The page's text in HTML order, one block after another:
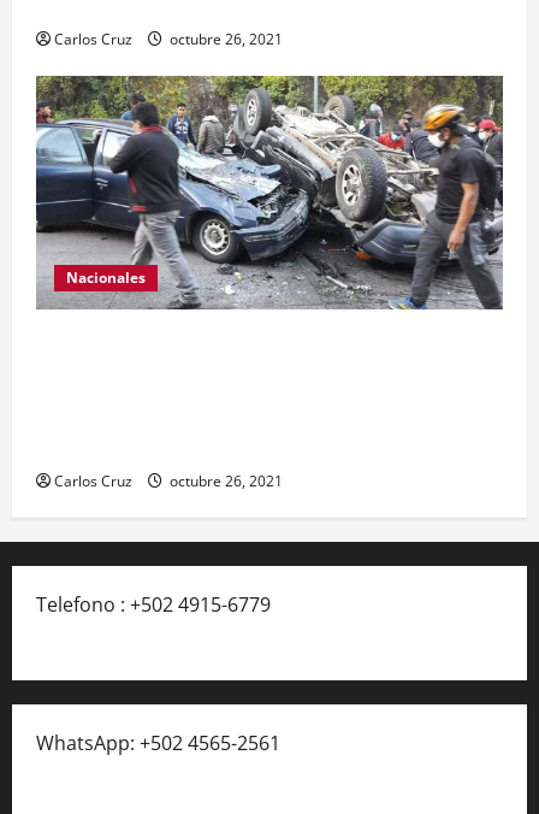
Carlos Cruz octubre 26, 2021
Nacionales
Carlos Cruz octubre 26, 2021
Telefono : +502 4915-6779
WhatsApp: +502 4565-2561